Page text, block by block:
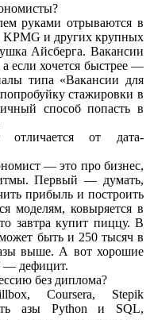
руками отрываются в
KPMG и других крупных
Айсберга. Вакансии
если хочется быстрее —
типа «Вакансии для
стажировки в
способ попасть в
отличается от дата-
— это про бизнес,
Первый — думать,
прибыль и построить
моделям, ковыряется в
завтра купит пиццу. В
быть и 250 тысяч в
выше. А вот хорошие
— дефицит.
без диплома?
Coursera, Stepik
азы Python и SQL,